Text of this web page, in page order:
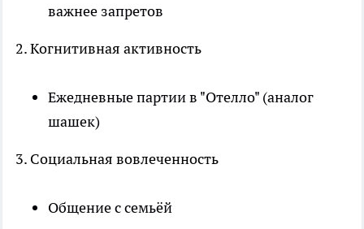
важнее запретов
2. Когнитивная активность
Ежедневные партии в "Отелло" (аналог
шашек)
3. Социальная вовлеченность
Общение с семьёй